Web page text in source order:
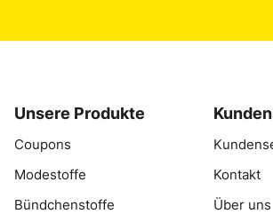
Unsere Produkte
Coupons
Modestoffe
Bündchenstoffe
Kontakt
Über uns